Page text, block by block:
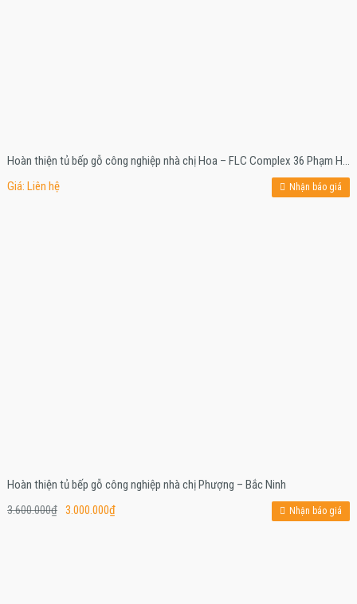
Hoàn thiện tủ bếp gỗ công nghiệp nhà chị Hoa – FLC Complex 36 Phạm Hùng
Giá: Liên hệ
Nhận báo giá
Hoàn thiện tủ bếp gỗ công nghiệp nhà chị Phượng – Bắc Ninh
3.600.000₫ 3.000.000₫ Nhận báo giá